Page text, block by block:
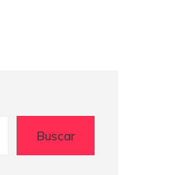
Buscar